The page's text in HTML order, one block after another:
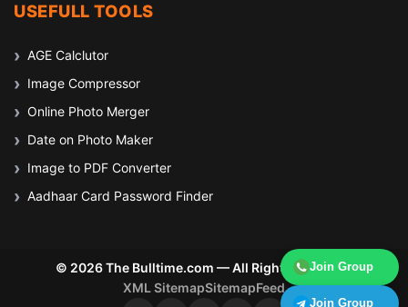
Join Group
Join Group
USEFULL TOOLS
AGE Calclutor
Image Compressor
Online Photo Merger
Date on Photo Maker
Image to PDF Converter
Aadhaar Card Password Finder
© 2026 The Bulltime.com — All Rights Reserved
XML SitemapSitemapFeed